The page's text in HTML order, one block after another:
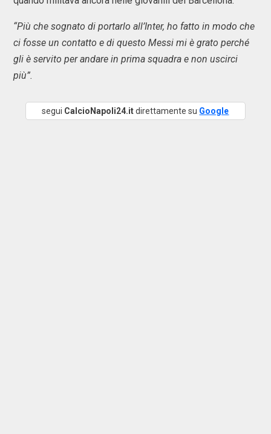
“Più che sognato di portarlo all’Inter, ho fatto in modo che
ci fosse un contatto e di questo Messi mi è grato perché
gli è servito per andare in prima squadra e non uscirci
più”.
segui CalcioNapoli24.itdirettamente su Google